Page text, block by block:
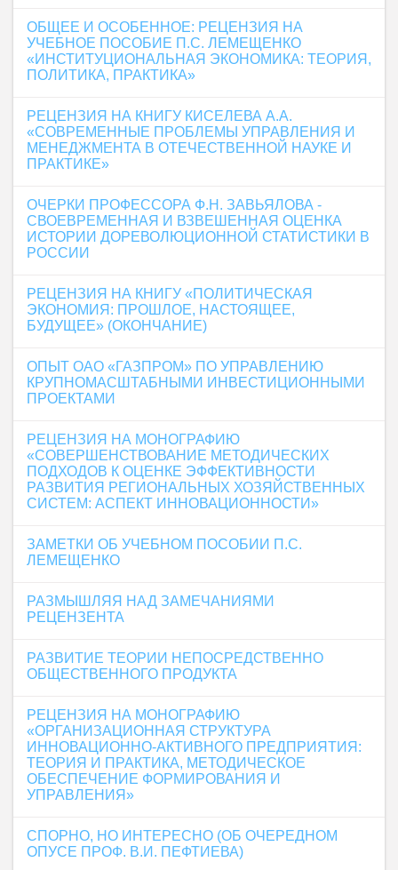
ОБЩЕЕ И ОСОБЕННОЕ: РЕЦЕНЗИЯ НА
УЧЕБНОЕ ПОСОБИЕ П.С. ЛЕМЕЩЕНКО
«ИНСТИТУЦИОНАЛЬНАЯ ЭКОНОМИКА: ТЕОРИЯ,
ПОЛИТИКА, ПРАКТИКА»
РЕЦЕНЗИЯ НА КНИГУ КИСЕЛЕВА А.А.
«СОВРЕМЕННЫЕ ПРОБЛЕМЫ УПРАВЛЕНИЯ И
МЕНЕДЖМЕНТА В ОТЕЧЕСТВЕННОЙ НАУКЕ И
ПРАКТИКЕ»
ОЧЕРКИ ПРОФЕССОРА Ф.Н. ЗАВЬЯЛОВА -
СВОЕВРЕМЕННАЯ И ВЗВЕШЕННАЯ ОЦЕНКА
ИСТОРИИ ДОРЕВОЛЮЦИОННОЙ СТАТИСТИКИ В
РОССИИ
РЕЦЕНЗИЯ НА КНИГУ «ПОЛИТИЧЕСКАЯ
ЭКОНОМИЯ: ПРОШЛОЕ, НАСТОЯЩЕЕ,
БУДУЩЕЕ» (ОКОНЧАНИЕ)
ОПЫТ ОАО «ГАЗПРОМ» ПО УПРАВЛЕНИЮ
КРУПНОМАСШТАБНЫМИ ИНВЕСТИЦИОННЫМИ
ПРОЕКТАМИ
РЕЦЕНЗИЯ НА МОНОГРАФИЮ
«СОВЕРШЕНСТВОВАНИЕ МЕТОДИЧЕСКИХ
ПОДХОДОВ К ОЦЕНКЕ ЭФФЕКТИВНОСТИ
РАЗВИТИЯ РЕГИОНАЛЬНЫХ ХОЗЯЙСТВЕННЫХ
СИСТЕМ: АСПЕКТ ИННОВАЦИОННОСТИ»
ЗАМЕТКИ ОБ УЧЕБНОМ ПОСОБИИ П.С.
ЛЕМЕЩЕНКО
РАЗМЫШЛЯЯ НАД ЗАМЕЧАНИЯМИ
РЕЦЕНЗЕНТА
РАЗВИТИЕ ТЕОРИИ НЕПОСРЕДСТВЕННО
ОБЩЕСТВЕННОГО ПРОДУКТА
РЕЦЕНЗИЯ НА МОНОГРАФИЮ
«ОРГАНИЗАЦИОННАЯ СТРУКТУРА
ИННОВАЦИОННО-АКТИВНОГО ПРЕДПРИЯТИЯ:
ТЕОРИЯ И ПРАКТИКА, МЕТОДИЧЕСКОЕ
ОБЕСПЕЧЕНИЕ ФОРМИРОВАНИЯ И
УПРАВЛЕНИЯ»
СПОРНО, НО ИНТЕРЕСНО (ОБ ОЧЕРЕДНОМ
ОПУСЕ ПРОФ. В.И. ПЕФТИЕВА)